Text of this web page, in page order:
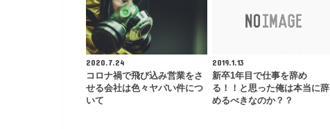
2020.7.24
コロナ禍で飛び込み営業をさ
せる会社は色々ヤバい件につ
いて
2019.1.13
新卒1年目で仕事を辞め
る！！と思った俺は本当に辞
めるべきなのか？？